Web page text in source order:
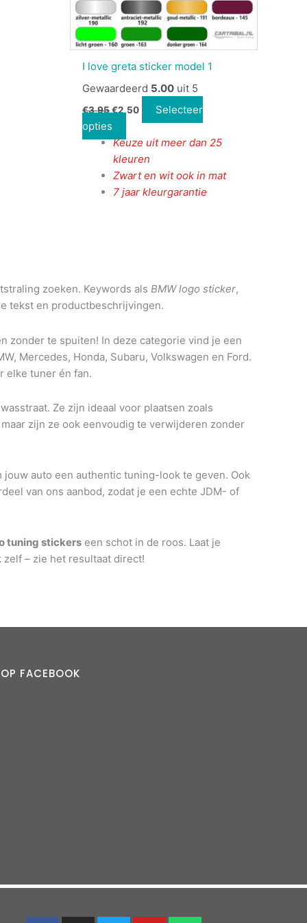
I love greta sticker model 1
Gewaardeerd 5.00 uit 5
€3,95€2,50
Selecteer
opties
Keuze uit meer dan 25
kleuren
Zwart en wit ook in mat
7 jaar kleurgarantie
zoeken. Keywords als BMW logo sticker,
tekst en productbeschrijvingen.
zonder te spuiten! In deze categorie vind je een
Mercedes, Honda, Subaru, Volkswagen en Ford.
elke tuner én fan.
Ze zijn ideaal voor plaatsen zoals
zijn ze ook eenvoudig te verwijderen zonder
jouw auto een authentic tuning-look te geven. Ook
van ons aanbod, zodat je een echte JDM- of
tuning stickers een schot in de roos. Laat je
– zie het resultaat direct!
FACEBOOK